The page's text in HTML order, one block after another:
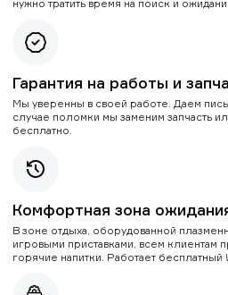
нужно тратить время на поиск и
Гарантия на работы и
Мы уверенны в своей работе. Даем
случае поломки мы заменим запчасть
бесплатно.
Комфортная зона
В зоне отдыха, оборудованной
игровыми приставками, всем клиентам
горячие напитки. Работает бесплатный